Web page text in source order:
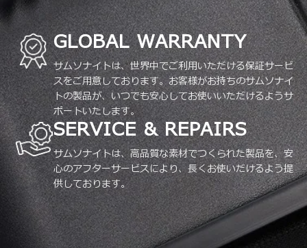
GLOBAL WARRANTY
サムソナイトは、世界中でご利用いただける保証サービ
スをご用意しております。お客様がお持ちのサムソナイ
トの製品が、いつでも安心してお使いいただけるようサ
ポートいたします。
SERVICE & REPAIRS
サムソナイトは、高品質な素材でつくられた製品を、安
心のアフターサービスにより、長くお使いだけるよう提
供しております。